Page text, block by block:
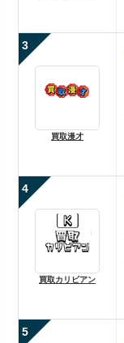
3
買取漫才
4
買取カリビアン
5